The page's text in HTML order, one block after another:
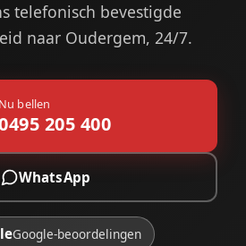
telefonisch bevestigde
naar Oudergem, 24/7.
Nu bellen
205 400
WhatsApp
Google-beoordelingen